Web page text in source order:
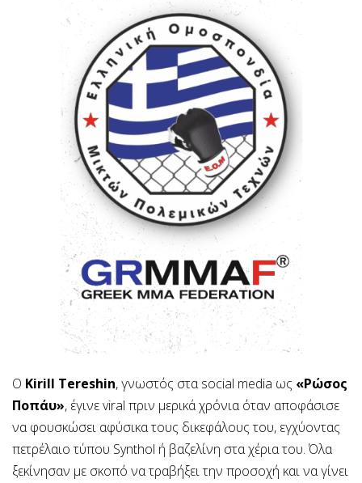
Ο Kirill Tereshin, γνωστός στα social media ως «Ρώσος
Ποπάυ», έγινε viral πριν μερικά χρόνια όταν αποφάσισε
να φουσκώσει αφύσικα τους δικεφάλους του, εγχύοντας
πετρέλαιο τύπου Synthol ή βαζελίνη στα χέρια του. Όλα
ξεκίνησαν με σκοπό να τραβήξει την προσοχή και να γίνει